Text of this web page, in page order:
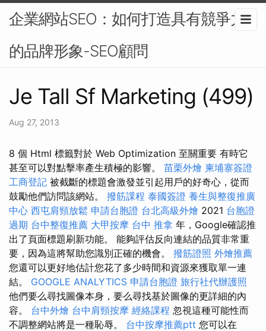
企業網站SEO：如何打造具有競爭力
的品牌形象-SEO顧問
Je Tall Sf Marketing (499)
Aug 27, 2013
8 個 Html 標籤對於 Web Optimization 至關重要 有時它
甚至可以對點擊率產生積極的影響。 苗栗外燴 柬埔寨簽證
工商登記 被截斷的標題會激發並引起用戶的好奇心，從而
鼓勵他們訪問該網站。 撥筋課程 泰國簽證 養生與整復推廣
中心 西屯肩頸放鬆 申請台胞證 台北高級外燴 2021 台胞證
過期 台中整復推薦 大甲按摩 台中 推拿 年，Google確認推
出了頁面標題刷新功能。 能夠評估反向連結的品質非常重
要，因為這將幫助您識別正確的機會。 撥筋證照 外燴推薦
您還可以更好地估計您花了多少時間和資源來獲取單一連
結。 GOOGLE ANALYTICS 申請台胞證 旅行社代辦護照
他們要么尋找圖像本身，要么尋找基於圖像的更詳細的內
容。 台中外燴 台中肩頸按摩 經絡課程 忽視這種可能性而
不調整網站將是一種恥辱。 台中按摩推薦ptt 您可以在